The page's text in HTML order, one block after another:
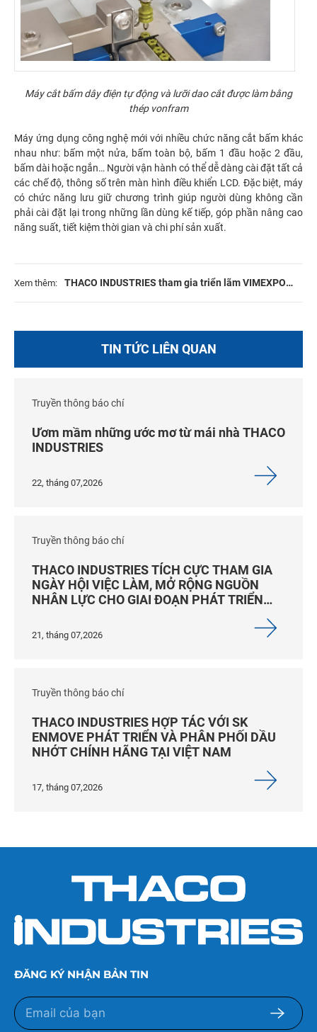
Máy cắt bấm dây điện tự động và lưỡi dao cắt được làm bằng
thép vonfram
Máy ứng dụng công nghệ mới với nhiều chức năng cắt bấm khác
nhau như: bấm một nửa, bấm toàn bộ, bấm 1 đầu hoặc 2 đầu,
bấm dài hoặc ngắn… Người vận hành có thể dễ dàng cài đặt tất cả
các chế độ, thông số trên màn hình điều khiển LCD. Đặc biệt, máy
có chức năng lưu giữ chương trình giúp người dùng không cần
phải cài đặt lại trong những lần dùng kế tiếp, góp phần nâng cao
năng suất, tiết kiệm thời gian và chi phí sản xuất.
Xem thêm: THACO INDUSTRIES tham gia triển lãm VIMEXPO
TIN TỨC LIÊN QUAN
Truyền thông báo chí
Ươm mầm những ước mơ từ mái nhà THACO
INDUSTRIES
22, tháng 07,2026
Truyền thông báo chí
THACO INDUSTRIES TÍCH CỰC THAM GIA
NGÀY HỘI VIỆC LÀM, MỞ RỘNG NGUỒN
NHÂN LỰC CHO GIAI ĐOẠN PHÁT TRIỂN
21, tháng 07,2026
Truyền thông báo chí
THACO INDUSTRIES HỢP TÁC VỚI SK
ENMOVE PHÁT TRIỂN VÀ PHÂN PHỐI DẦU
NHỚT CHÍNH HÃNG TẠI VIỆT NAM
17, tháng 07,2026
ĐĂNG KÝ NHẬN BẢN TIN